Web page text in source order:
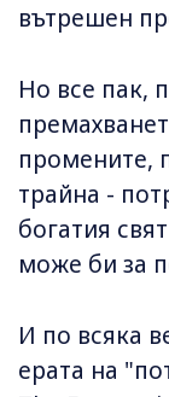
вътрешен
Но все пак,
промените,
трайна -
богатия
може би за
И по всяка
ерата на